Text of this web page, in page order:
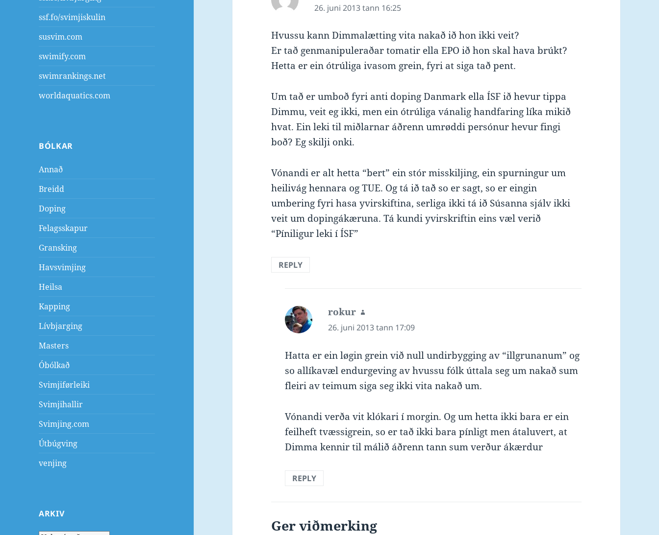
ssf.fo/svimjiskulin
susvim.com
swimify.com
swimrankings.net
worldaquatics.com
BÓLKAR
Annað
Breidd
Doping
Felagsskapur
Gransking
Havsvimjing
Heilsa
Kapping
Lívbjarging
Masters
Óbólkað
Svimjiførleiki
Svimjihallir
Svimjing.com
Útbúgving
venjing
ARKIV
26. juni 2013 tann 16:25
Hvussu kann Dimmalætting vita nakað ið hon ikki veit?
Er tað genmanipuleraðar tomatir ella EPO ið hon skal hava brúkt?
Hetta er ein ótrúliga ivasom grein, fyri at siga tað pent.
Um tað er umboð fyri anti doping Danmark ella ÍSF ið hevur tippa
Dimmu, veit eg ikki, men ein ótrúliga vánalig handfaring líka mikið
hvat. Ein leki til miðlarnar áðrenn umrøddi persónur hevur fingi
boð? Eg skilji onki.
Vónandi er alt hetta “bert” ein stór misskiljing, ein spurningur um
heilivág hennara og TUE. Og tá ið tað so er sagt, so er eingin
umbering fyri hasa yvirskiftina, serliga ikki tá ið Súsanna sjálv ikki
veit um dopingákæruna. Tá kundi yvirskriftin eins væl verið
“Píniligur leki í ÍSF”
REPLY
rokur says:
26. juni 2013 tann 17:09
Hatta er ein løgin grein við null undirbygging av “illgrunanum” og
so allíkavæl endurgeving av hvussu fólk úttala seg um nakað sum
fleiri av teimum siga seg ikki vita nakað um.
Vónandi verða vit klókari í morgin. Og um hetta ikki bara er ein
feilheft tvæssigrein, so er tað ikki bara pínligt men átaluvert, at
Dimma kennir til málið áðrenn tann sum verður ákærdur
REPLY
Ger viðmerking